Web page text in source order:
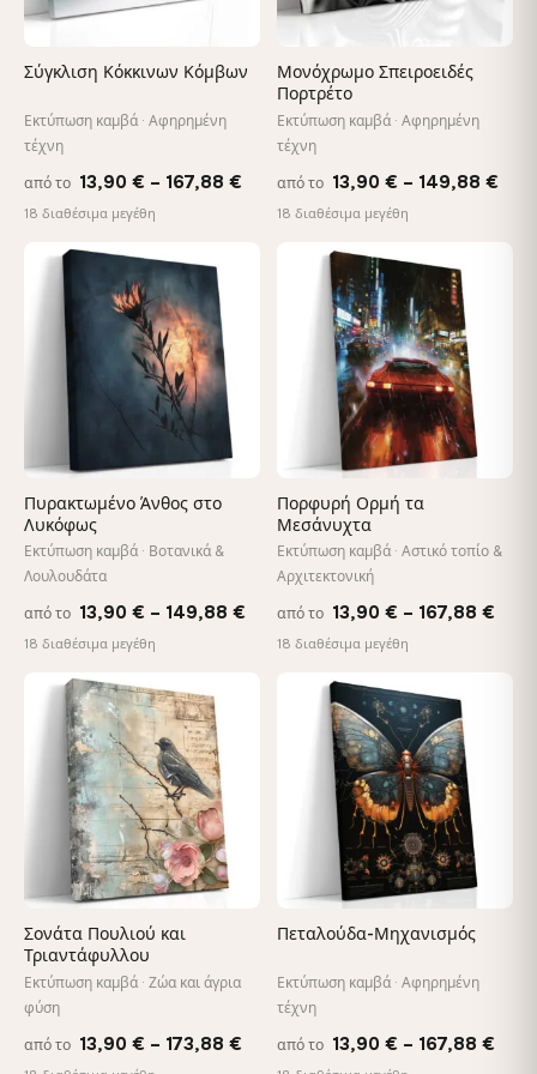
Σύγκλιση Κόκκινων Κόμβων
Εκτύπωση καμβά · Αφηρημένη
τέχνη
από το 13,90 € – 167,88 € Price
range:
18 διαθέσιμα μεγέθη
Μονόχρωμο Σπειροειδές
Πορτρέτο
Εκτύπωση καμβά · Αφηρημένη
τέχνη
από το 13,90 € – 149,88 €
18 διαθέσιμα μεγέθη
♡
Πυρακτωμένο Άνθος στο
Λυκόφως
Εκτύπωση καμβά · Βοτανικά &
Λουλουδάτα
από το 13,90 € – 149,88 € Price
range:
18 διαθέσιμα μεγέθη
Πορφυρή Ορμή τα
Μεσάνυχτα
Εκτύπωση καμβά · Αστικό τοπίο &
Αρχιτεκτονική
από το 13,90 € – 167,88 €
18 διαθέσιμα μεγέθη
♡
Σονάτα Πουλιού και
Τριαντάφυλλου
Εκτύπωση καμβά · Ζώα και άγρια
φύση
από το 13,90 € – 173,88 € Price
Πεταλούδα-Μηχανισμός
Εκτύπωση καμβά · Αφηρημένη
τέχνη
από το 13,90 € – 167,88 €